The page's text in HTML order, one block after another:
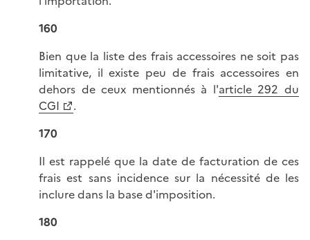
160
Bien que la liste des frais accessoires ne soit pas
limitative, il existe peu de frais accessoires en
dehors de ceux mentionnés à l'article 292 du
CGI
.
170
Il est rappelé que la date de facturation de ces
frais est sans incidence sur la nécessité de les
inclure dans la base d'imposition.
180